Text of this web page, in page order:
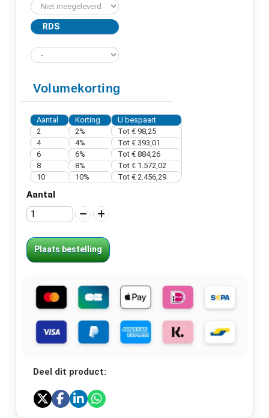
RDS
Volumekorting
Aantal Korting
U bespaart
2
2%
Tot € 98,25
4
4%
Tot € 393,01
6
6%
Tot € 884,26
8
8%
Tot € 1.572,02
10
10% Tot € 2.456,29
Aantal
Plaats bestelling
Deel dit product: